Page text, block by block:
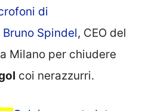
di
Bruno Spindel, CEO del
Milano per chiudere
coi nerazzurri.